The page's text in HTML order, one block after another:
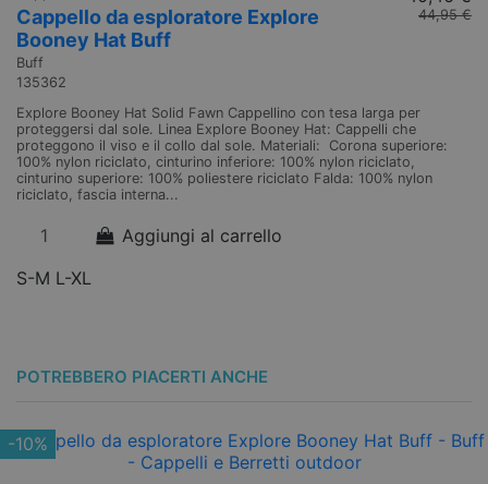
Cappello da esploratore Explore
Booney Hat Buff
Buff
135362
44,95 €
Explore Booney Hat Solid Fawn Cappellino con tesa larga per
proteggersi dal sole. Linea Explore Booney Hat: Cappelli che
proteggono il viso e il collo dal sole. Materiali: Corona superiore:
100% nylon riciclato, cinturino inferiore: 100% nylon riciclato,
cinturino superiore: 100% poliestere riciclato Falda: 100% nylon
riciclato, fascia interna...
Aggiungi al carrello
S-M L-XL
POTREBBERO PIACERTI ANCHE
-10%